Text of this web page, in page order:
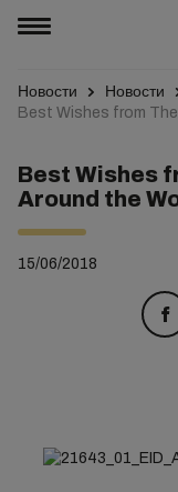
Новости
Новости
Best Wishes from
Best Wishes
Around the
15/06/2018